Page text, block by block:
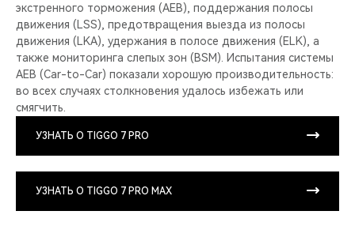
экстренного торможения (AEB), поддержания полосы
движения (LSS), предотвращения выезда из полосы
движения (LKA), удержания в полосе движения (ELK), а
также мониторинга слепых зон (BSM). Испытания системы
AEB (Car-to-Car) показали хорошую производительность:
во всех случаях столкновения удалось избежать или
смягчить.
УЗНАТЬ О TIGGO 7 PRO
УЗНАТЬ О TIGGO 7 PRO MAX